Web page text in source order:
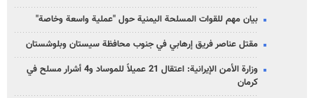
بيان مهم للقوات المسلحة اليمنية حول "عملية واسعة وخاصة"
مقتل عناصر فريق إرهابي في جنوب محافظة سيستان وبلوشستان
وزارة الأمن الإيرانية: اعتقال 21 عميلاً للموساد و4 أشرار مسلح في
كرمان